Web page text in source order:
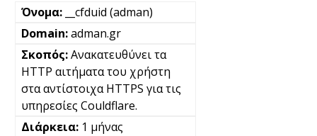
__cfduid (adman)
adman.gr
Ανακατευθύνει τα
HTTP αιτήματα του χρήστη
στα αντίστοιχα HTTPS για τις
υπηρεσίες Couldflare.
1 μήνας